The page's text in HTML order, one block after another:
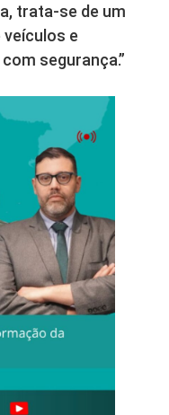
trata-se de um
e
segurança.”